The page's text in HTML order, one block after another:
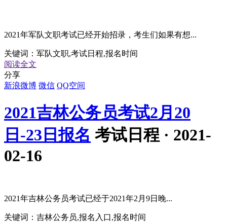
2021年军队文职考试已经开始招录，考生们如果有想...
关键词： 军队文职,考试日程,报名时间
阅读全文
分享
新浪微博 微信 QQ空间
2021吉林公务员考试2月20
日-23日报名 考试日程 · 2021-
02-16
2021年吉林公务员考试已经于2021年2月9日晚...
关键词： 吉林公务员,报名入口,报名时间